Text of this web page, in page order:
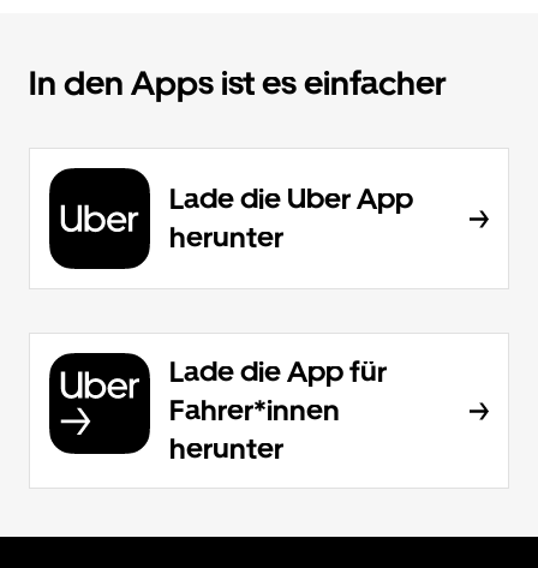
In den Apps ist es einfacher
Lade die Uber App
herunter
Lade die App für
Fahrer*innen
herunter